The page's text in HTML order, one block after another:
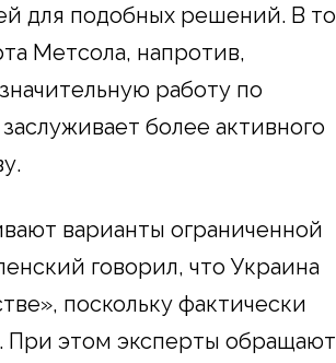
для подобных решений. В то
Метсола, напротив,
работу по
более активного
варианты ограниченной
говорил, что Украина
поскольку фактически
этом эксперты обращают